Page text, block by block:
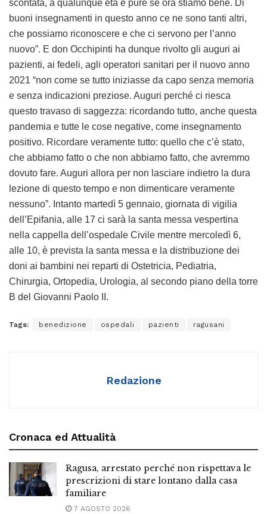
scontata, a qualunque età e pure se ora stiamo bene. Di
buoni insegnamenti in questo anno ce ne sono tanti altri,
che possiamo riconoscere e che ci servono per l’anno
nuovo”. E don Occhipinti ha dunque rivolto gli auguri ai
pazienti, ai fedeli, agli operatori sanitari per il nuovo anno
2021 “non come se tutto iniziasse da capo senza memoria
e senza indicazioni preziose. Auguri perché ci riesca
questo travaso di saggezza: ricordando tutto, anche questa
pandemia e tutte le cose negative, come insegnamento
positivo. Ricordare veramente tutto: quello che c’è stato,
che abbiamo fatto o che non abbiamo fatto, che avremmo
dovuto fare. Auguri allora per non lasciare indietro la dura
lezione di questo tempo e non dimenticare veramente
nessuno”. Intanto martedì 5 gennaio, giornata di vigilia
dell’Epifania, alle 17 ci sarà la santa messa vespertina
nella cappella dell’ospedale Civile mentre mercoledì 6,
alle 10, è prevista la santa messa e la distribuzione dei
doni ai bambini nei reparti di Ostetricia, Pediatria,
Chirurgia, Ortopedia, Urologia, al secondo piano della torre
B del Giovanni Paolo II.
Tags: benedizione ospedali pazienti ragusani
Redazione
Cronaca ed Attualità
Ragusa, arrestato perché non rispettava le
prescrizioni di stare lontano dalla casa
familiare
7 AGOSTO 2026